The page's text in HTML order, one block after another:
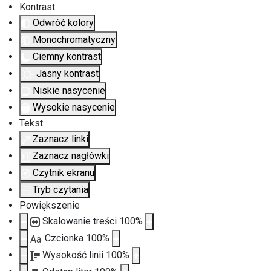
Kontrast
Odwróć kolory
Monochromatyczny
Ciemny kontrast
Jasny kontrast
Niskie nasycenie
Wysokie nasycenie
Tekst
Zaznacz linki
Zaznacz nagłówki
Czytnik ekranu
Tryb czytania
Powiększenie
Skalowanie treści 100%
Aa Czcionka 100%
Wysokość linii 100%